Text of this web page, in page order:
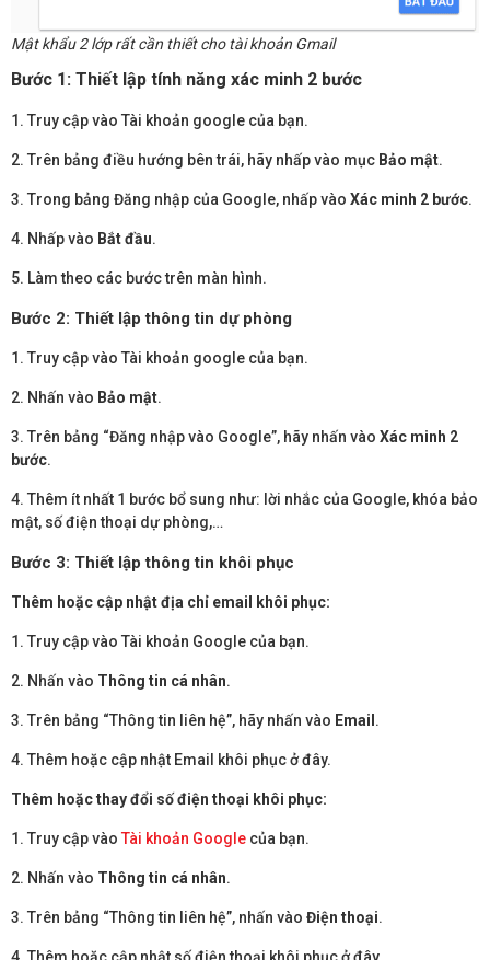
Mật khẩu 2 lớp rất cần thiết cho tài khoản Gmail
Bước 1: Thiết lập tính năng xác minh 2 bước
1. Truy cập vào Tài khoản google của bạn.
2. Trên bảng điều hướng bên trái, hãy nhấp vào mục Bảo mật.
3. Trong bảng Đăng nhập của Google, nhấp vào Xác minh 2 bước.
4. Nhấp vào Bắt đầu.
5. Làm theo các bước trên màn hình.
Bước 2: Thiết lập thông tin dự phòng
1. Truy cập vào Tài khoản google của bạn.
2. Nhấn vào Bảo mật.
3. Trên bảng “Đăng nhập vào Google”, hãy nhấn vào Xác minh 2
bước.
4. Thêm ít nhất 1 bước bổ sung như: lời nhắc của Google, khóa bảo
mật, số điện thoại dự phòng,…
Bước 3: Thiết lập thông tin khôi phục
Thêm hoặc cập nhật địa chỉ email khôi phục:
1. Truy cập vào Tài khoản Google của bạn.
2. Nhấn vào Thông tin cá nhân.
3. Trên bảng “Thông tin liên hệ”, hãy nhấn vào Email.
4. Thêm hoặc cập nhật Email khôi phục ở đây.
Thêm hoặc thay đổi số điện thoại khôi phục:
1. Truy cập vào Tài khoản Google của bạn.
2. Nhấn vào Thông tin cá nhân.
3. Trên bảng “Thông tin liên hệ”, nhấn vào Điện thoại.
4. Thêm hoặc cập nhật số điện thoại khôi phục ở đây.